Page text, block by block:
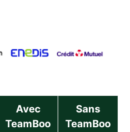
Avec
TeamBoo
Sans
TeamBoo